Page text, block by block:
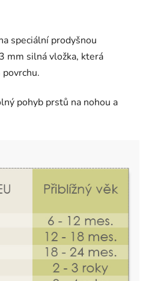
speciální prodyšnou
mm silná vložka, která
pohyb prstů na nohou a